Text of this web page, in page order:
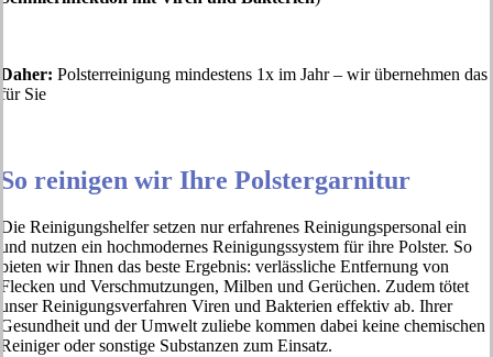
Daher: Polsterreinigung mindestens 1x im Jahr – wir übernehmen das
für Sie
So reinigen wir Ihre Polstergarnitur
Die Reinigungshelfer setzen nur erfahrenes Reinigungspersonal ein
und nutzen ein hochmodernes Reinigungssystem für ihre Polster. So
bieten wir Ihnen das beste Ergebnis: verlässliche Entfernung von
Flecken und Verschmutzungen, Milben und Gerüchen. Zudem tötet
unser Reinigungsverfahren Viren und Bakterien effektiv ab. Ihrer
Gesundheit und der Umwelt zuliebe kommen dabei keine chemischen
Reiniger oder sonstige Substanzen zum Einsatz.